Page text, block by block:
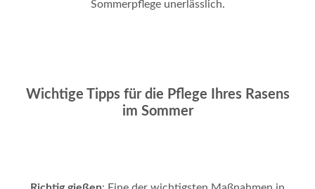
Sommerpflege unerlässlich.
Wichtige Tipps für die Pflege Ihres Rasens
im Sommer